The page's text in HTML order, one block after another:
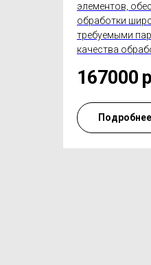
элементов,
обработки
требуемыми
качества
167000
Подробнее